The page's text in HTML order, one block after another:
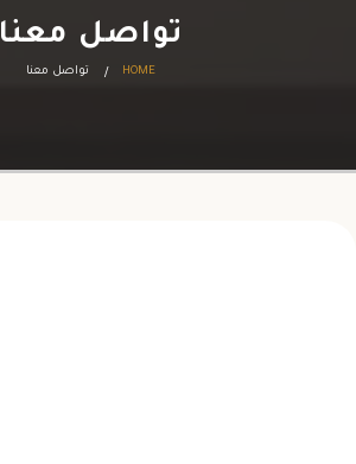
تواصل معنا
HOME تواصل معنا